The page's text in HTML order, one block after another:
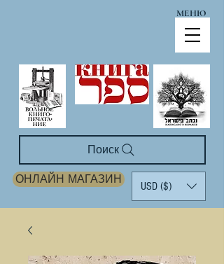
МЕНЮ
ОНЛАЙН МАГАЗИН
USD ($)
Поиск